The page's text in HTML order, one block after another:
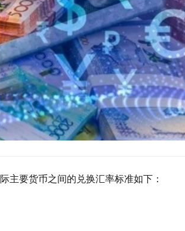
主要货币之间的兑换汇率标准如下：